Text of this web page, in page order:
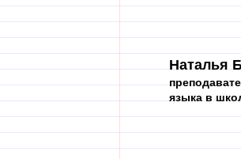
Наталья
языка в